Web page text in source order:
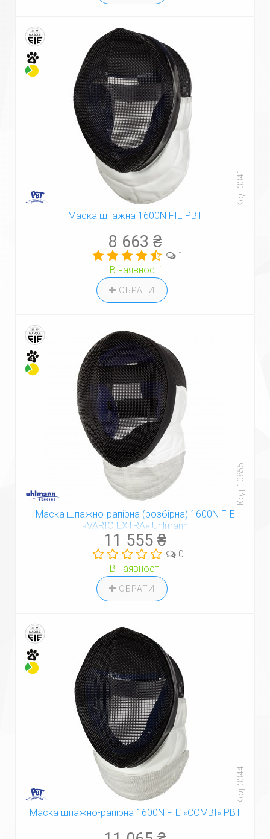
Код: 3341
Маска шпажна 1600N FIE PBT
8 663 ₴
1
В наявності
ОБРАТИ
Код: 10855
Маска шпажно-рапірна (розбірна) 1600N FIE
«VARIO EXTRA» Uhlmann
11 555 ₴
0
В наявності
ОБРАТИ
Код: 3344
Маска шпажно-рапірна 1600N FIE «COMBI» PBT